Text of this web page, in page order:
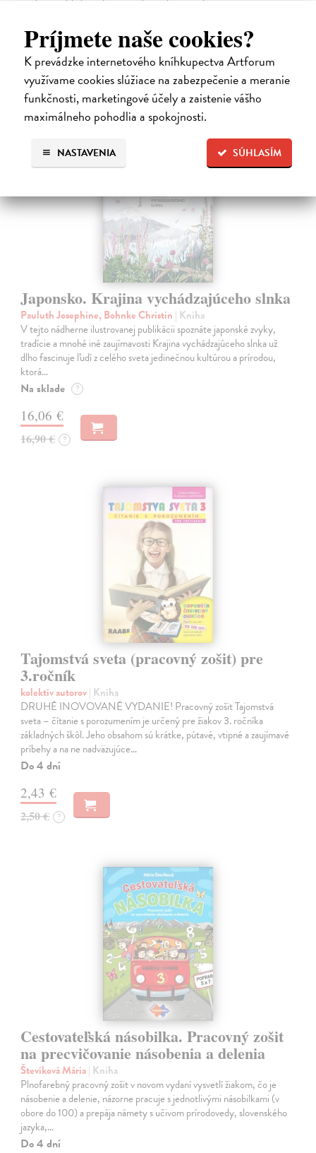
Príjmete naše cookies?
K prevádzke internetového kníhkupectva Artforum
využívame cookies slúžiace na zabezpečenie a meranie
funkčnosti, marketingové účely a zaistenie vášho
maximálneho pohodlia a spokojnosti.
SÚHLASÍM
NASTAVENIA
Na sklade
14,20 €
14,95 € ?
na sklade
Japonsko. Krajina vychádzajúceho slnka
Pauluth Josephine, Bohnke Christin | Kniha
V tejto nádherne ilustrovanej publikácii spoznáte japonské zvyky,
tradície a mnohé iné zaujímavosti Krajina vychádzajúceho slnka už
dlho fascinuje ľudí z celého sveta jedinečnou kultúrou a prírodou,
ktorá…
Na sklade ?
16,06 €
16,90 € ?
Tajomstvá sveta (pracovný zošit) pre
3.ročník
kolektív autorov| Kniha
DRUHÉ INOVOVANÉ VYDANIE! Pracovný zošit Tajomstvá
sveta – čítanie s porozumením je určený pre žiakov 3. ročníka
základných škôl. Jeho obsahom sú krátke, pútavé, vtipné a zaujímavé
príbehy a na ne nadväzujúce…
Do 4 dní
2,43 €
2,50 € ?
Cestovateľská násobilka. Pracovný zošit
na precvičovanie násobenia a delenia
Števíková Mária| Kniha
Plnofarebný pracovný zošit v novom vydaní vysvetlí žiakom, čo je
násobenie a delenie, názorne pracuje s jednotlivými násobilkami (v
obore do 100) a prepája námety s učivom prírodovedy, slovenského
jazyka,…
Do 4 dní